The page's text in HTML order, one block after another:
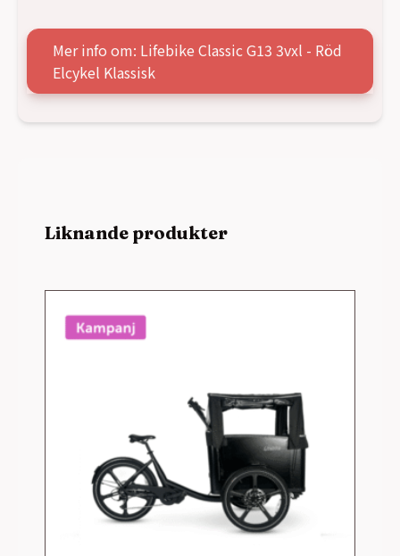
Mer info om: Lifebike Classic G13 3vxl - Röd
Elcykel Klassisk
Liknande produkter